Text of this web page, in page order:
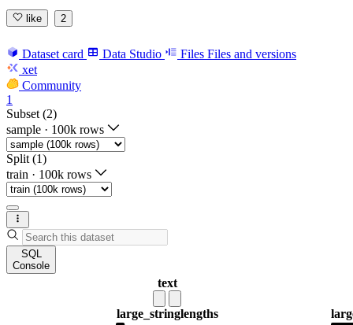
like 2
Dataset card Data Studio Files Files and versions
xet
Community
1
Subset (2)
sample · 100k rows
Split (1)
train · 100k rows
SQL
Console
text
large_stringlengths